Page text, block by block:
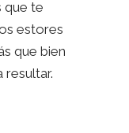
que te
estores
que bien
resultar.